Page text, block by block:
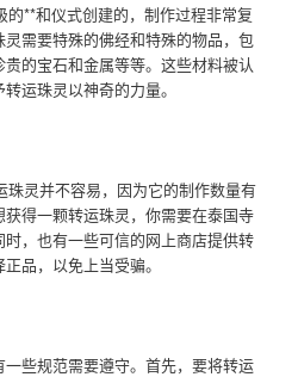
**和仪式创建的，制作过程非常复
需要特殊的佛经和特殊的物品，包
的宝石和金属等等。这些材料被认
运珠灵以神奇的力量。
珠灵并不容易，因为它的制作数量有
得一颗转运珠灵，你需要在泰国寺
时，也有一些可信的网上商店提供转
品，以免上当受骗。
些规范需要遵守。首先，要将转运